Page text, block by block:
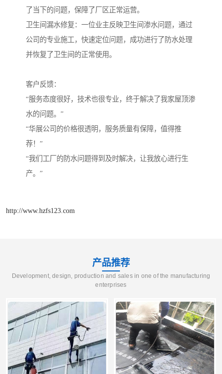
了当下的问题，保障了厂区正常运营。
卫生间漏水修复：一位业主反映卫生间渗水问题，通过
公司的专业施工，快速定位问题，成功进行了防水处理
并恢复了卫生间的正常使用。
客户反馈：
“服务态度很好，技术也很专业，终于解决了我家屋顶渗
水的问题。”
“华展公司的价格很透明，服务质量有保障，值得推
荐！”
“我们工厂的防水问题得到及时解决，让我放心进行生
http://www.hzfs123.com
产品推荐
Development, design, production and sales in one of the manufacturing
enterprises